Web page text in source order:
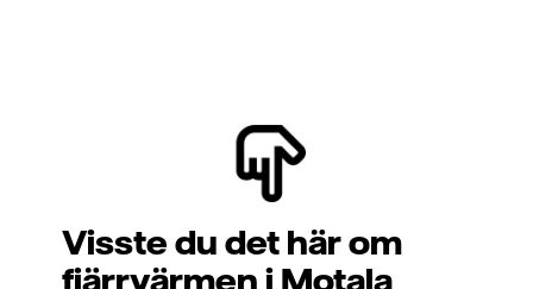
Visste du det här om
fjärrvärmen i Motala